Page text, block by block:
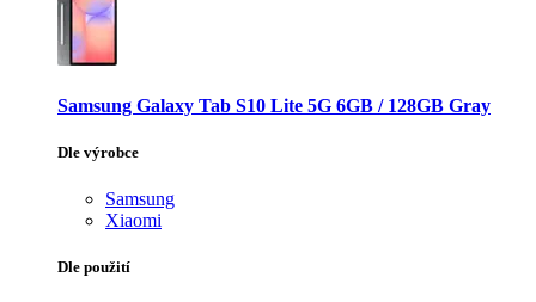
Samsung Galaxy Tab S10 Lite 5G 6GB / 128GB Gray
Dle výrobce
Samsung
Xiaomi
Dle použití